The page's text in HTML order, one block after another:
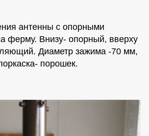
антенны с опорными
ферму. Внизу- опорный, вверху
Диаметр зажима -70 мм,
порошек.